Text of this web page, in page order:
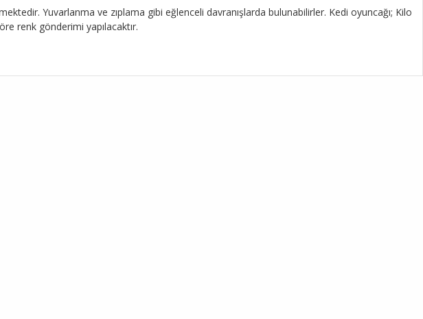
Yuvarlanma ve zıplama gibi eğlenceli davranışlarda bulunabilirler. Kedi oyuncağı; Kilo
renk gönderimi yapılacaktır.